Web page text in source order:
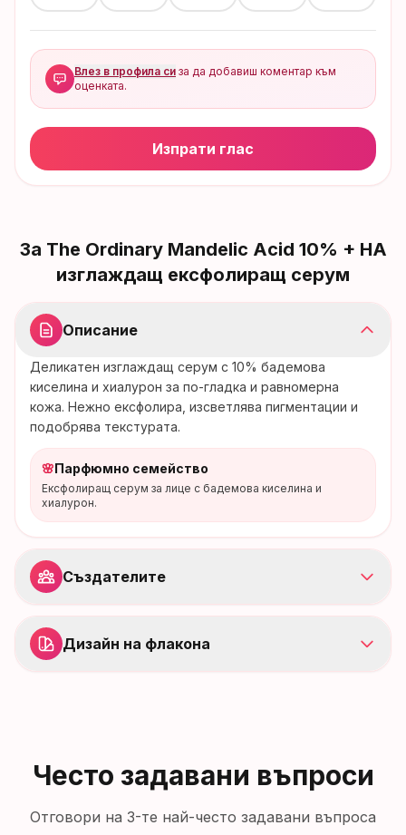
Влез в профила си за да добавиш коментар към
оценката.
Изпрати глас
За The Ordinary Mandelic Acid 10% + HA
изглаждащ ексфолиращ серум
Описание
Деликатен изглаждащ серум с 10% бадемова
киселина и хиалурон за по-гладка и равномерна
кожа. Нежно ексфолира, изсветлява пигментации и
подобрява текстурата.
🌸Парфюмно семейство
Ексфолиращ серум за лице с бадемова киселина и
хиалурон.
Създателите
Дизайн на флакона
Често задавани въпроси
Отговори на 3-те най-често задавани въпроса